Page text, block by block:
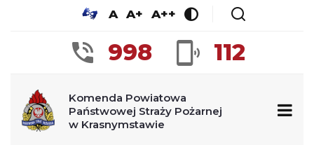
A A+ A++
998 112
Komenda Powiatowa
Państwowej Straży Pożarnej
w Krasnymstawie